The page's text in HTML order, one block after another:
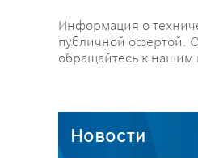
Информация о
публичной офертой.
обращайтесь к
Новости